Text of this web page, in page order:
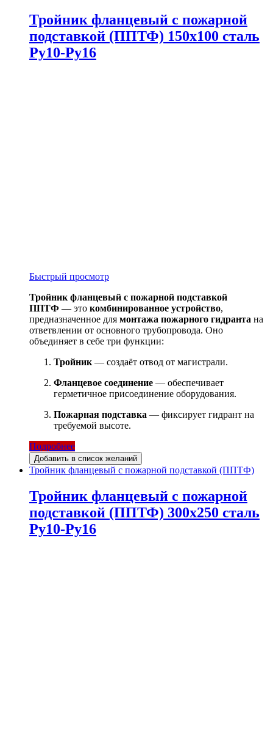
Тройник фланцевый с пожарной
подставкой (ППТФ) 150х100 сталь
Ру10-Ру16
Быстрый просмотр
Тройник фланцевый с пожарной подставкой
ППТФ — это комбинированное устройство,
предназначенное для монтажа пожарного гидранта на
ответвлении от основного трубопровода. Оно
объединяет в себе три функции:
Тройник — создаёт отвод от магистрали.
Фланцевое соединение — обеспечивает
герметичное присоединение оборудования.
Пожарная подставка — фиксирует гидрант на
требуемой высоте.
Подробнее
Добавить в список желаний
Тройник фланцевый с пожарной подставкой (ППТФ)
Тройник фланцевый с пожарной
подставкой (ППТФ) 300х250 сталь
Ру10-Ру16